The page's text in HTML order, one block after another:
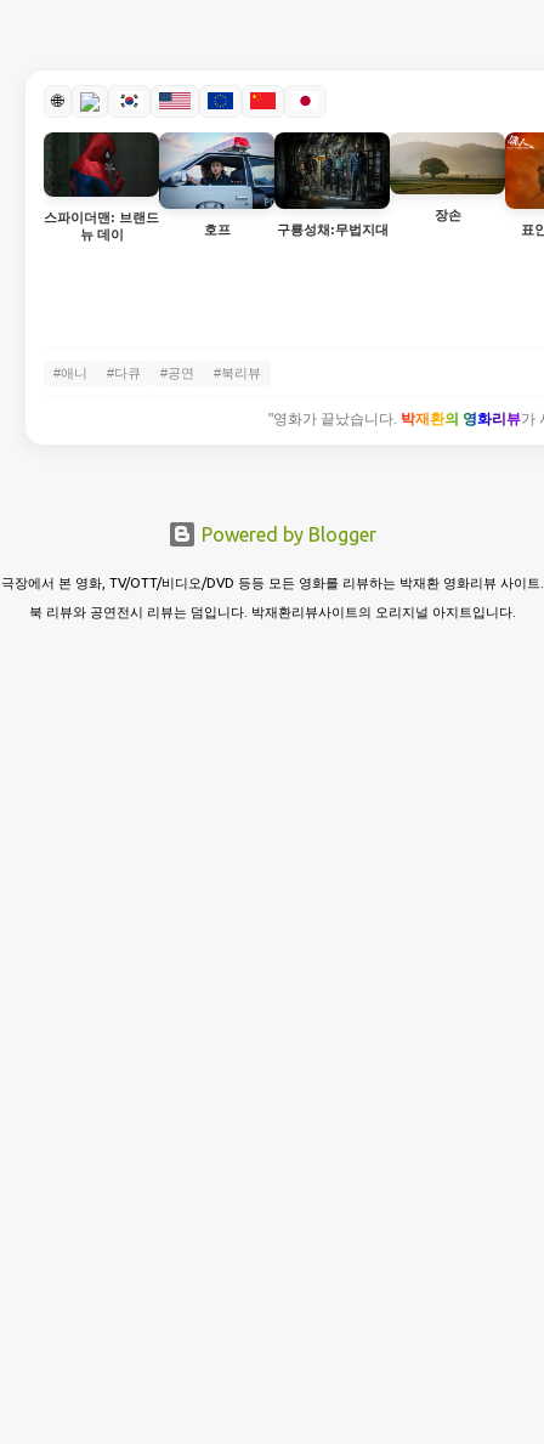
🌐
스파이더맨: 브랜드
뉴 데이
호프 구룡성채:무법지대
장손
표
#애니 #다큐 #공연 #북리뷰
"영화가 끝났습니다. 박재환의 영화리뷰가
Powered by Blogger
극장에서 본 영화, TV/OTT/비디오/DVD 등등 모든 영화를 리뷰하는 박재환 영화리뷰 사이트.
북 리뷰와 공연전시 리뷰는 덤입니다. 박재환리뷰사이트의 오리지널 아지트입니다.